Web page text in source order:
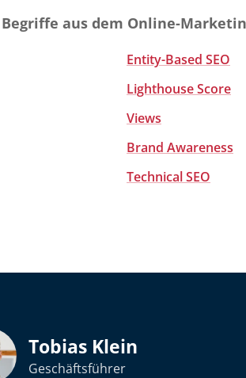
aus dem Online-
Entity-Based SEO
Lighthouse Score
Views
Brand Awareness
Technical SEO
Tobias Klein
Geschäftsführer